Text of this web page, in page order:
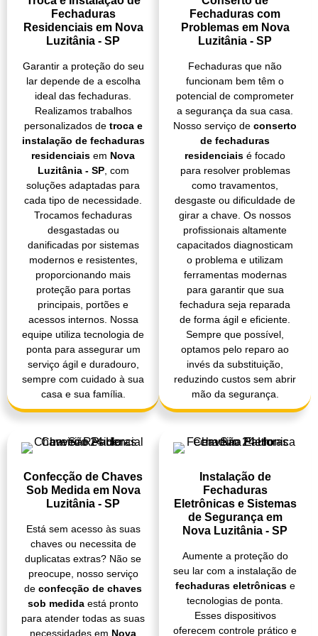
Fechaduras
Residenciais em Nova
Luzitânia - SP
Garantir a proteção do seu
lar depende de a escolha
ideal das fechaduras.
Realizamos trabalhos
personalizados de troca e
instalação de fechaduras
residenciais em Nova
Luzitânia - SP, com
soluções adaptadas para
cada tipo de necessidade.
Trocamos fechaduras
desgastadas ou
danificadas por sistemas
modernos e resistentes,
proporcionando mais
proteção para portas
principais, portões e
acessos internos. Nossa
equipe utiliza tecnologia de
ponta para assegurar um
serviço ágil e duradouro,
sempre com cuidado à sua
casa e sua família.
Fechaduras com
Problemas em Nova
Luzitânia - SP
Fechaduras que não
funcionam bem têm o
potencial de comprometer
a segurança da sua casa.
Nosso serviço de conserto
de fechaduras
residenciais é focado
para resolver problemas
como travamentos,
desgaste ou dificuldade de
girar a chave. Os nossos
profissionais altamente
capacitados diagnosticam
o problema e utilizam
ferramentas modernas
para garantir que sua
fechadura seja reparada
de forma ágil e eficiente.
Sempre que possível,
optamos pelo reparo ao
invés da substituição,
reduzindo custos sem abrir
mão da segurança.
Confecção de Chaves
Sob Medida em Nova
Luzitânia - SP
Está sem acesso às suas
chaves ou necessita de
duplicatas extras? Não se
preocupe, nosso serviço
de confecção de chaves
sob medida está pronto
para atender todas as suas
necessidades em Nova
Instalação de
Fechaduras
Eletrônicas e Sistemas
de Segurança em
Nova Luzitânia - SP
Aumente a proteção do
seu lar com a instalação de
fechaduras eletrônicase
tecnologias de ponta.
Esses dispositivos
oferecem controle prático e